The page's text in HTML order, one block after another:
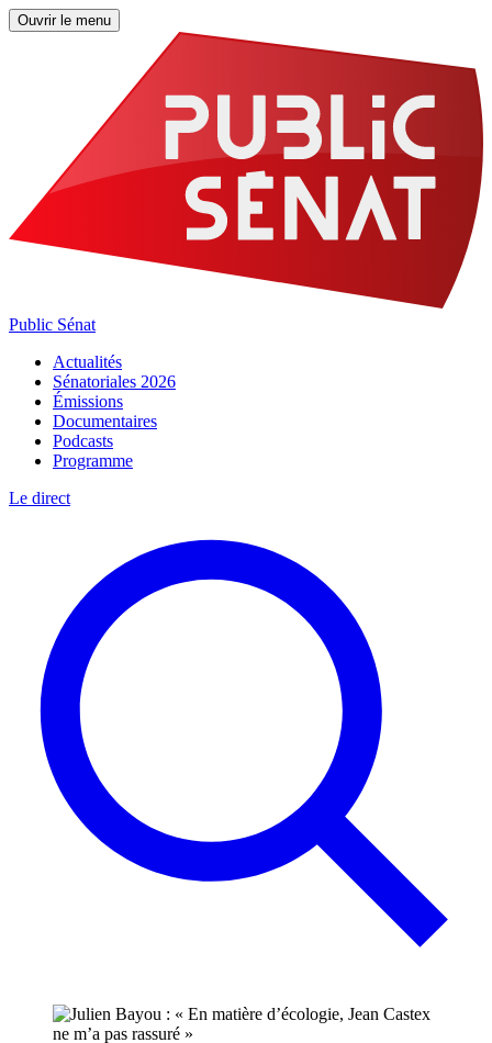
Ouvrir le menu
Public Sénat
Actualités
Sénatoriales 2026
Émissions
Documentaires
Podcasts
Programme
Le direct